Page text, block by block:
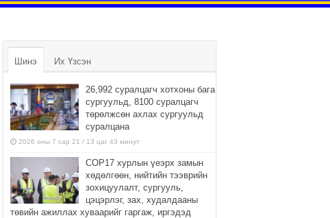
Шинэ Их Үзсэн
26,992 суралцагч хотхоны бага
сургуульд, 8100 суралцагч
төрөлжсөн ахлах сургуульд
суралцана
2026 оны 7 сар 21 / 13 цаг 43 минут
COP17 хурлын үеэрх замын
хөдөлгөөн, нийтийн тээврийн
зохицуулалт, сургууль,
цэцэрлэг, зах, худалдааны
төвийн ажиллах хуваарийг гаргаж, иргэдэд